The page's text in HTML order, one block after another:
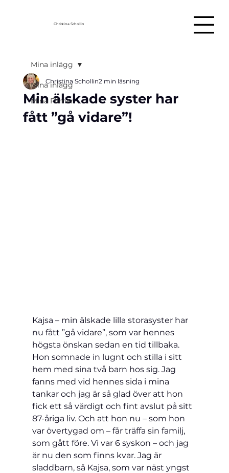
Christina Schollin
Mina inlägg
Mina Filmer
Mina inlägg
Min älskade syster har
fått ”gå vidare”!
Christina Schollin2 min läsning
Kajsa – min älskade lilla storasyster har
nu fått ”gå vidare”, som var hennes
högsta önskan sedan en tid tillbaka.
Hon somnade in lugnt och stilla i sitt
hem med sina två barn hos sig. Jag
fanns med vid hennes sida i mina
tankar och jag är så glad över att hon
fick ett så värdigt och fint avslut på sitt
87-åriga liv. Och att hon nu – som hon
var övertygad om – får träffa sin familj,
som gått före. Vi var 6 syskon – och jag
är nu den som finns kvar. Jag är
sladdbarn, så Kajsa, som var näst yngst